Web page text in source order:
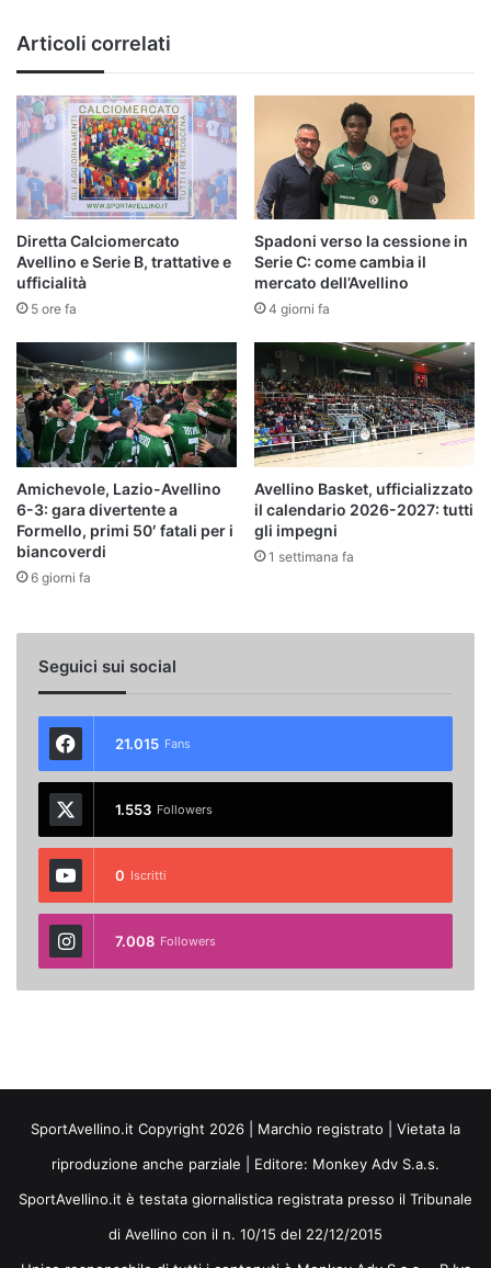
Daffara
Articoli correlati
Diretta Calciomercato
Avellino e Serie B, trattative e
ufficialità
5 ore fa
Spadoni verso la cessione in
Serie C: come cambia il
mercato dell’Avellino
4 giorni fa
Amichevole, Lazio-Avellino
6-3: gara divertente a
Formello, primi 50′ fatali per i
biancoverdi
6 giorni fa
Avellino Basket, ufficializzato
il calendario 2026-2027: tutti
gli impegni
1 settimana fa
Seguici sui social
21.015 Fans
1.553 Followers
0 Iscritti
7.008 Followers
SportAvellino.it Copyright 2026 | Marchio registrato | Vietata la
riproduzione anche parziale | Editore: Monkey Adv S.a.s.
SportAvellino.it è testata giornalistica registrata presso il Tribunale
di Avellino con il n. 10/15 del 22/12/2015